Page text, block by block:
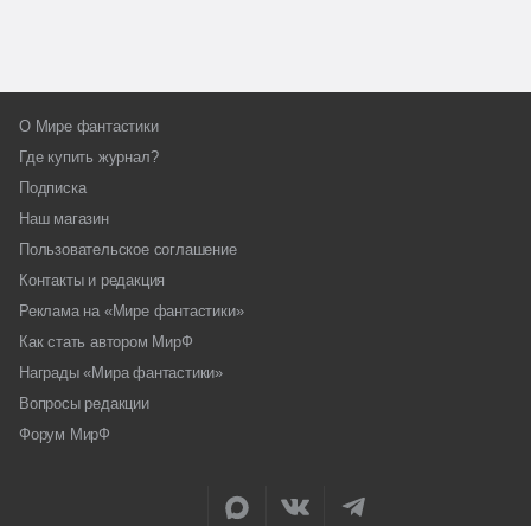
О Мире фантастики
Где купить журнал?
Подписка
Наш магазин
Пользовательское соглашение
Контакты и редакция
Реклама на «Мире фантастики»
Как стать автором МирФ
Награды «Мира фантастики»
Вопросы редакции
Форум МирФ